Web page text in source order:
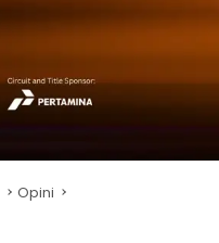
Opini